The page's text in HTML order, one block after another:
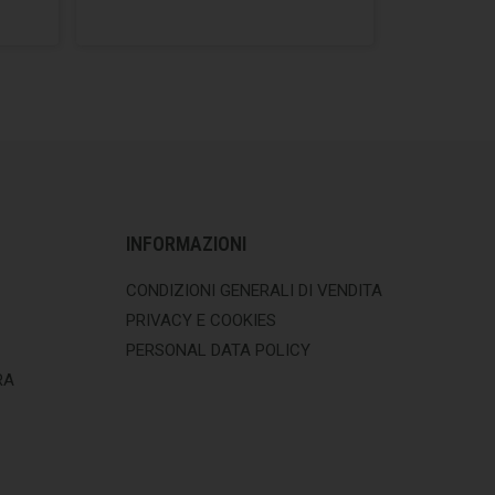
INFORMAZIONI
CONDIZIONI GENERALI DI VENDITA
PRIVACY E COOKIES
PERSONAL DATA POLICY